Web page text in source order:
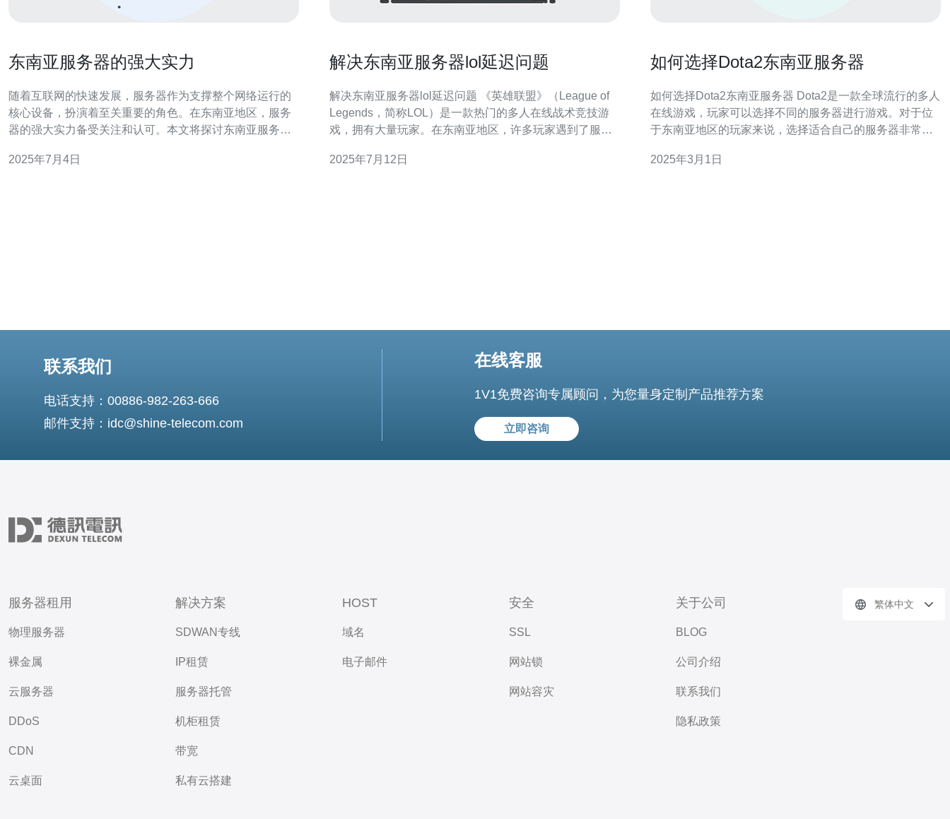
东南亚服务器的强大实力
随着互联网的快速发展，服务器作为支撑整个网络运行的
核心设备，扮演着至关重要的角色。在东南亚地区，服务
器的强大实力备受关注和认可。本文将探讨东南亚服务器
拥有得天独厚的地理位置优势。这里连接着东亚和南亚，
2025年7月4日
解决东南亚服务器lol延迟问题
解决东南亚服务器lol延迟问题 《英雄联盟》（League of
Legends，简称LOL）是一款热门的多人在线战术竞技游
戏，拥有大量玩家。在东南亚地区，许多玩家遇到了服务
戏服务器之间的网络连接质量不佳是导致延迟问题的主要
2025年7月12日
如何选择Dota2东南亚服务器
如何选择Dota2东南亚服务器 Dota2是一款全球流行的多人
在线游戏，玩家可以选择不同的服务器进行游戏。对于位
于东南亚地区的玩家来说，选择适合自己的服务器非常重
质量。本文将介绍如何选择Dota2东南亚服务器。 在Dota2
2025年3月1日
联系我们
电话支持：00886-982-263-666
邮件支持：idc@shine-telecom.com
在线客服
1V1免费咨询专属顾问，为您量身定制产品推荐方案
立即咨询
服务器租用
物理服务器
裸金属
云服务器
DDoS
CDN
云桌面
解决方案
SDWAN专线
IP租赁
服务器托管
机柜租赁
带宽
私有云搭建
HOST
域名
电子邮件
安全
SSL
网站锁
网站容灾
关于公司
BLOG
公司介绍
联系我们
隐私政策
繁体中文